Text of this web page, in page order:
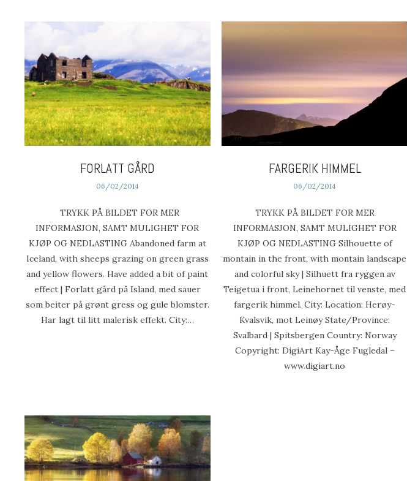
FORLATT GÅRD
06/02/2014
TRYKK PÅ BILDET FOR MER
INFORMASJON, SAMT MULIGHET FOR
KJØP OG NEDLASTING Abandoned farm at
Iceland, with sheeps grazing on green grass
and yellow flowers. Have added a bit of paint
effect | Forlatt gård på Island, med sauer
som beiter på grønt gress og gule blomster.
Har lagt til litt malerisk effekt. City:…
FARGERIK HIMMEL
06/02/2014
TRYKK PÅ BILDET FOR MER
INFORMASJON, SAMT MULIGHET FOR
KJØP OG NEDLASTING Silhouette of
montain in the front, with montain landscape
and colorful sky | Silhuett fra ryggen av
Teigetua i front, Leinehornet til venste, med
fargerik himmel. City: Location: Herøy-
Kvalsvik, mot Leinøy State/Province:
Svalbard | Spitsbergen Country: Norway
Copyright: DigiArt Kay-Åge Fugledal –
www.digiart.no